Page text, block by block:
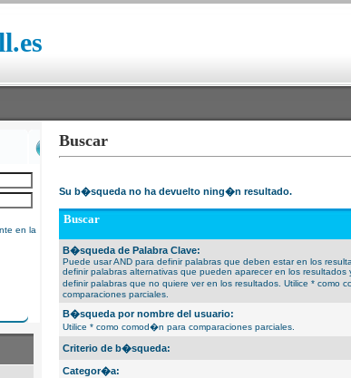
en la
Buscar
Su b�squeda no ha devuelto ning�n resultado.
Buscar
B�squeda de Palabra Clave:
Puede usar AND para definir palabras que deben estar en los
definir palabras alternativas que pueden aparecer en los resultados
definir palabras que no quiere ver en los resultados. Utilice * como
comparaciones parciales.
B�squeda por nombre del usuario:
Utilice * como comod�n para comparaciones parciales.
Criterio de b�squeda:
Categor�a: